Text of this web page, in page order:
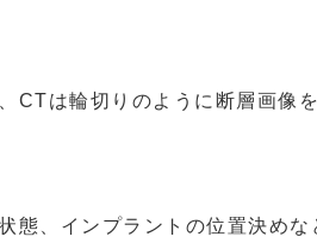
CTは輪切りのように断層画像
態、インプラントの位置決め